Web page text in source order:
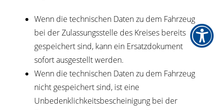
Wenn die technischen Daten zu dem Fahrzeug
bei der Zulassungsstelle des Kreises bereits
gespeichert sind, kann ein Ersatzdokument
sofort ausgestellt werden.
Wenn die technischen Daten zu dem Fahrzeug
nicht gespeichert sind, ist eine
Unbedenklichkeitsbescheinigung bei der